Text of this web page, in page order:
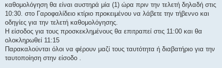
καθομολόγηση θα είναι αυστηρά μία (1) ώρα πριν την τελετή δηλαδή στις
10:30. στο Γαροφαλίδειο κτίριο προκειμένου να λάβετε την τήβεννο και
οδηγίες για την τελετή καθομολόγησης.
Η είσοδος για τους προσκεκλημένους θα επιτραπεί στις 11:00 και θα
ολοκληρωθεί 11:15
Παρακαλούνται όλοι να φέρουν μαζί τους ταυτότητα ή διαβατήριο για την
ταυτοποίηση στην είσοδο .